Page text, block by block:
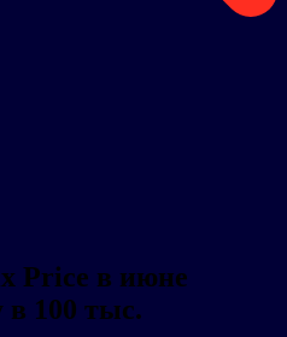
Price в июне
в 100 тыс.